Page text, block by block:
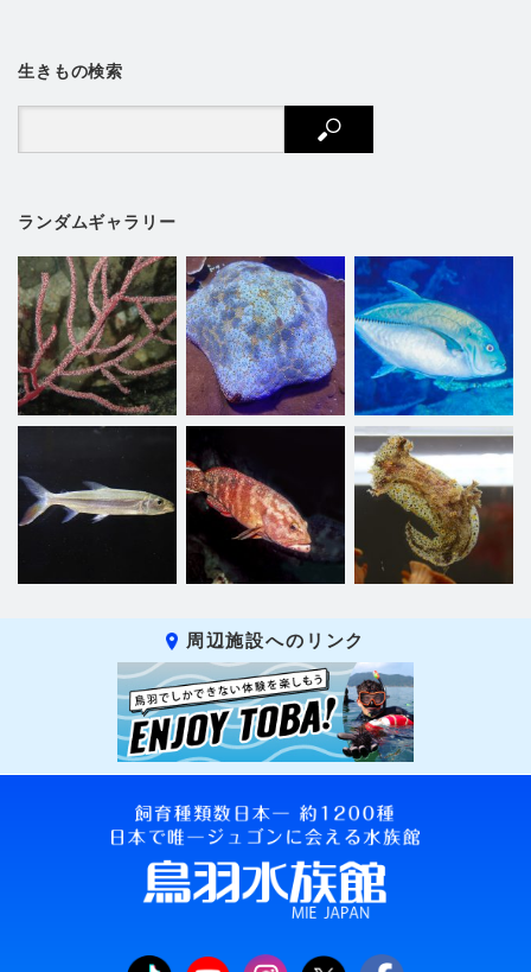
生きもの検索
ランダムギャラリー
周辺施設へのリンク